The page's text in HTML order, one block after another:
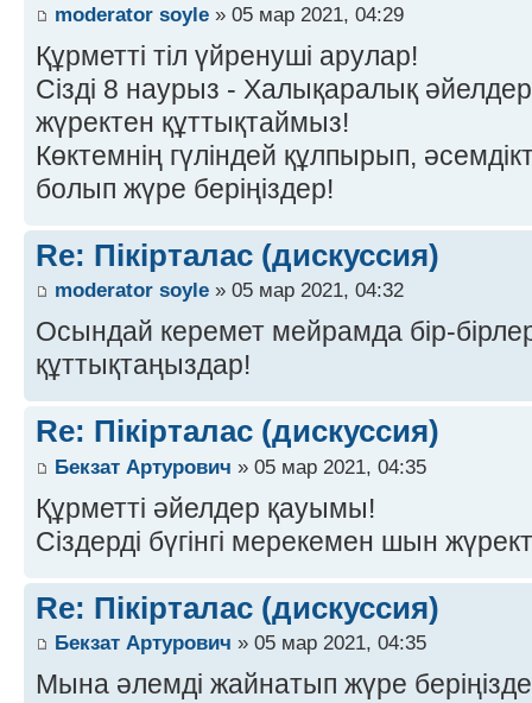
moderator soyle » 05 мар 2021, 04:29
Құрметті тіл үйренуші арулар!
Сізді 8 наурыз - Халықаралық
жүректен құттықтаймыз!
Көктемнің гүліндей құлпырып,
болып жүре беріңіздер!
Re: Пікірталас (дискуссия)
moderator soyle » 05 мар 2021, 04:32
Осындай керемет мейрамда бір-
құттықтаңыздар!
Re: Пікірталас (дискуссия)
Бекзат Артурович » 05 мар 2021, 04:35
Құрметті әйелдер қауымы!
Сіздерді бүгінгі мерекемен шын
Re: Пікірталас (дискуссия)
Бекзат Артурович » 05 мар 2021, 04:35
Мына әлемді жайнатып жүре